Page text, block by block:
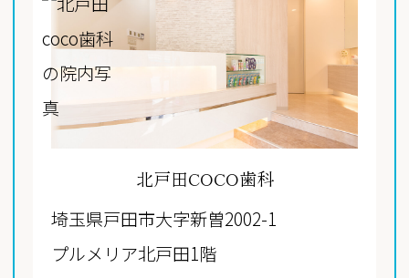
北戸田COCO歯科
埼玉県戸田市大字新曽2002-1
プルメリア北戸田1階